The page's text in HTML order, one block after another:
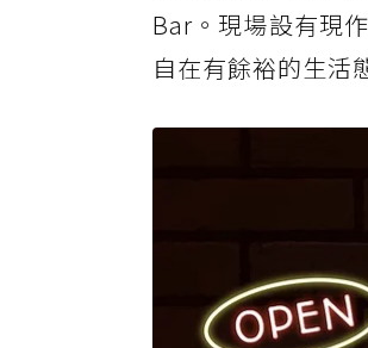
Bar。現場設有現
自在有餘裕的生活